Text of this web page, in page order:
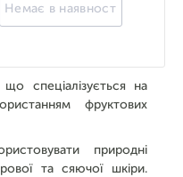
Немає в наявності
спеціалізується на
фруктових
природні
та сяючої шкіри.